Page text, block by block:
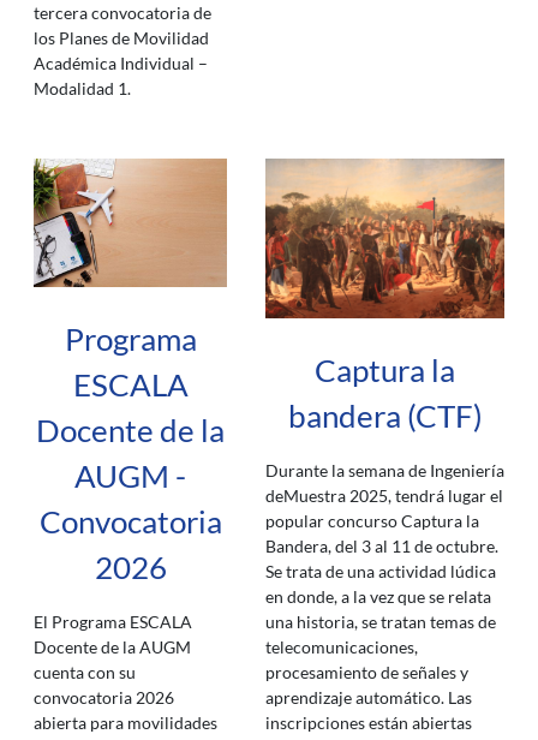
tercera convocatoria de
los Planes de Movilidad
Académica Individual –
Modalidad 1.
Programa
ESCALA
Docente de la
AUGM -
Convocatoria
2026
El Programa ESCALA
Docente de la AUGM
cuenta con su
convocatoria 2026
abierta para movilidades
Captura la
bandera (CTF)
Durante la semana de Ingeniería
deMuestra 2025, tendrá lugar el
popular concurso Captura la
Bandera, del 3 al 11 de octubre.
Se trata de una actividad lúdica
en donde, a la vez que se relata
una historia, se tratan temas de
telecomunicaciones,
procesamiento de señales y
aprendizaje automático. Las
inscripciones están abiertas